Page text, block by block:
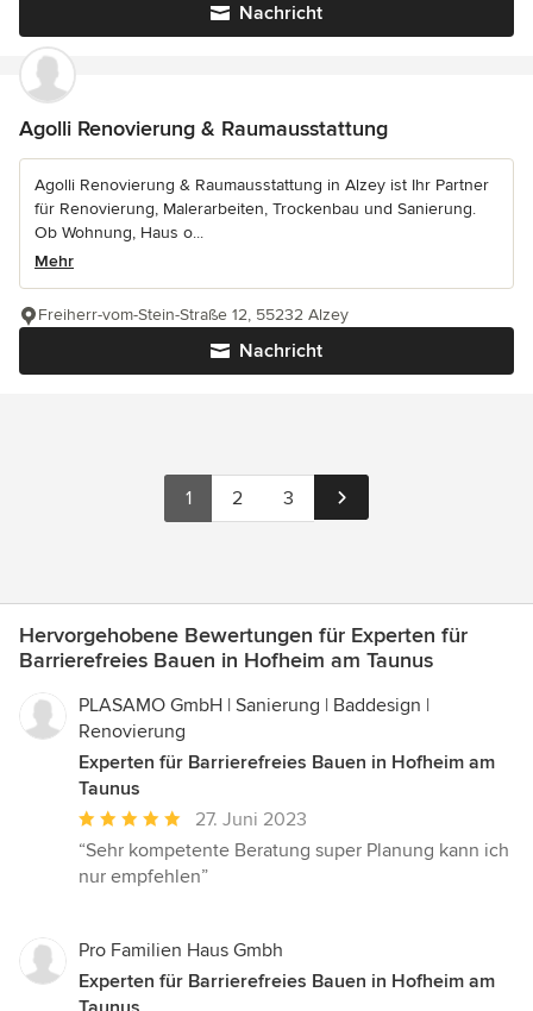
Nachricht
Agolli Renovierung & Raumausstattung
Agolli Renovierung & Raumausstattung in Alzey ist Ihr Partner
für Renovierung, Malerarbeiten, Trockenbau und Sanierung.
Ob Wohnung, Haus o...
Mehr
Nachricht
Freiherr-vom-Stein-Straße 12, 55232 Alzey
1 2 3
Hervorgehobene Bewertungen für Experten für
Barrierefreies Bauen in Hofheim am Taunus
PLASAMO GmbH | Sanierung | Baddesign |
Renovierung
Experten für Barrierefreies Bauen in Hofheim am
Taunus
Durchschnittliche
Bewertung:
5
Sternen
27. Juni 2023
“Sehr kompetente Beratung super Planung kann ich
nur empfehlen”
Pro Familien Haus Gmbh
Experten für Barrierefreies Bauen in Hofheim am